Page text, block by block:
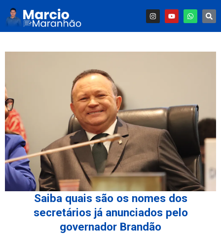
Saiba quais são os nomes dos
secretários já anunciados pelo
governador Brandão